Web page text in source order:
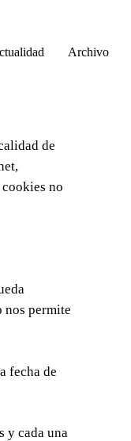
Archivo
de
no
nos permite
fecha de
y cada una